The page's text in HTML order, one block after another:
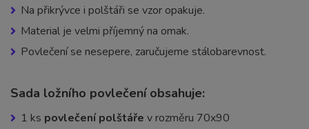
Na přikrývce i polštáři se vzor opakuje.
Material je velmi příjemný na omak.
Povlečení se nesepere, zaručujeme stálobarevnost.
Sada ložního povlečení obsahuje:
1 ks povlečení polštáře v rozměru 70x90